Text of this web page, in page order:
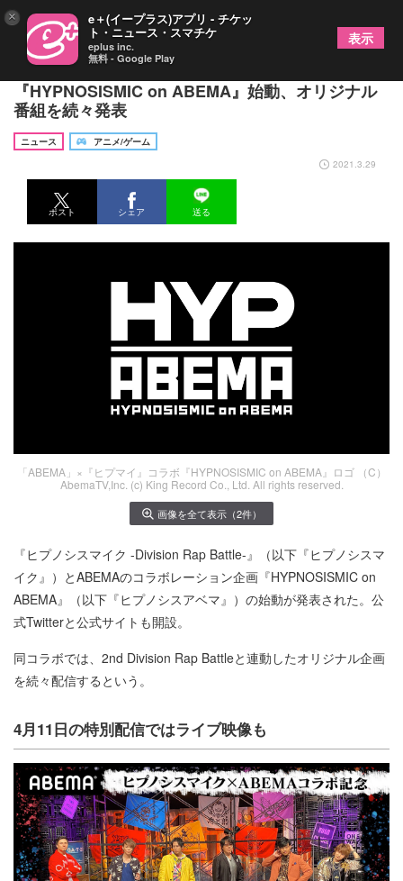
『ヒプマイ』×ABEMAがコラボ
『HYPNOSISMIC on ABEMA』始動、オリジナル
番組を続々発表
ニュース
アニメ/ゲーム
2021.3.29
ポスト シェア 送る
「ABEMA」×『ヒプマイ』コラボ『HYPNOSISMIC on ABEMA』ロゴ （C）
AbemaTV,Inc. (c) King Record Co., Ltd. All rights reserved.
画像を全て表示（2件）
『ヒプノシスマイク -Division Rap Battle-』（以下『ヒプノシスマ
イク』）とABEMAのコラボレーション企画『HYPNOSISMIC on
ABEMA』（以下『ヒプノシスアベマ』）の始動が発表された。公
式Twitterと公式サイトも開設。
同コラボでは、2nd Division Rap Battleと連動したオリジナル企画
を続々配信するという。
4月11日の特別配信ではライブ映像も
× e＋(イープラス)アプリ - チケッ
ト・ニュース・スマチケ
eplus inc.
無料 - Google Play
表示